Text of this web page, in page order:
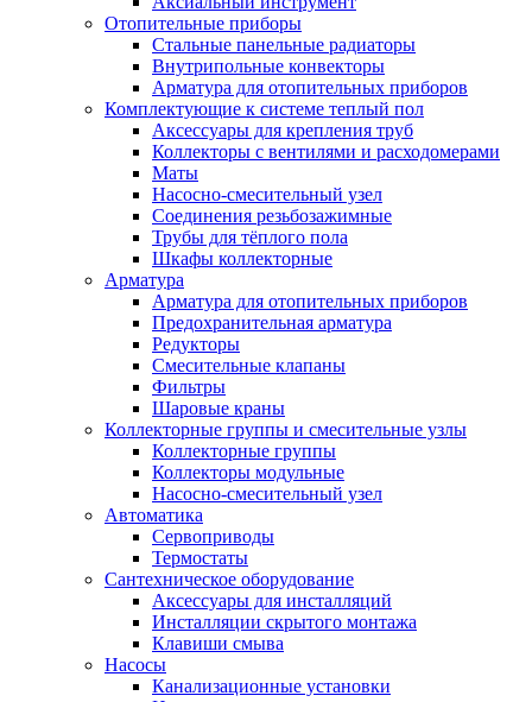
Отопительные приборы
Стальные панельные радиаторы
Внутрипольные конвекторы
Арматура для отопительных приборов
Комплектующие к системе теплый пол
Аксессуары для крепления труб
Коллекторы с вентилями и расходомерами
Маты
Насосно-смесительный узел
Соединения резьбозажимные
Трубы для тёплого пола
Шкафы коллекторные
Арматура
Арматура для отопительных приборов
Предохранительная арматура
Редукторы
Смесительные клапаны
Фильтры
Шаровые краны
Коллекторные группы и смесительные узлы
Коллекторные группы
Коллекторы модульные
Насосно-смесительный узел
Автоматика
Сервоприводы
Термостаты
Сантехническое оборудование
Аксессуары для инсталляций
Инсталляции скрытого монтажа
Клавиши смыва
Насосы
Канализационные установки